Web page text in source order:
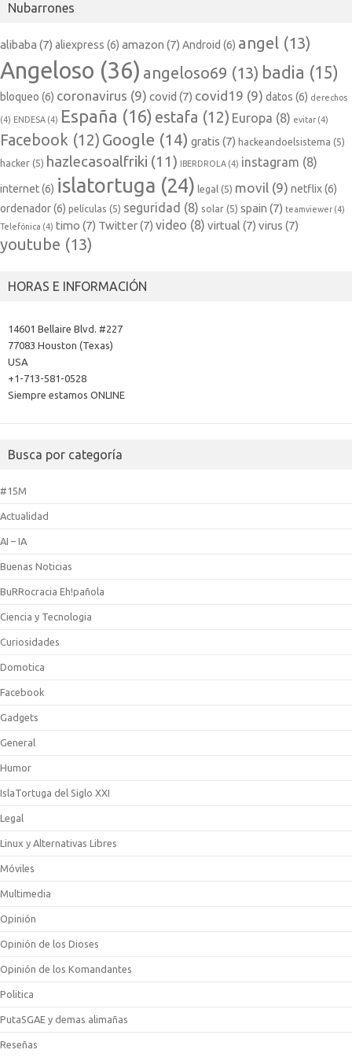
Nubarrones
alibaba (7) aliexpress (6) amazon (7) Android (6) angel (13)
Angeloso (36) angeloso69 (13) badia (15)
bloqueo (6) coronavirus (9) covid (7) covid19 (9) datos (6) derechos
(4) ENDESA (4) España (16) estafa (12) Europa (8) evitar (4)
Facebook (12) Google (14) gratis (7) hackeandoelsistema (5)
hacker (5) hazlecasoalfriki (11) IBERDROLA (4) instagram (8)
internet(6) islatortuga (24) legal (5) movil (9) netflix(6)
ordenador(6) películas (5) seguridad (8) solar (5) spain (7) teamviewer (4)
Telefónica (4) timo (7) Twitter(7) video (8) virtual (7) virus (7)
youtube (13)
HORAS E INFORMACIÓN
14601 Bellaire Blvd. #227
77083 Houston (Texas)
USA
+1-713-581-0528
Siempre estamos ONLINE
Busca por categoría
#15M
Actualidad
AI – IA
Buenas Noticias
BuRRocracia Eh!pañola
Ciencia y Tecnologia
Curiosidades
Domotica
Facebook
Gadgets
General
Humor
IslaTortuga del Siglo XXI
Legal
Linux y Alternativas Libres
Móviles
Multimedia
Opinión
Opinión de los Dioses
Opinión de los Komandantes
Politica
PutaSGAE y demas alimañas
Reseñas